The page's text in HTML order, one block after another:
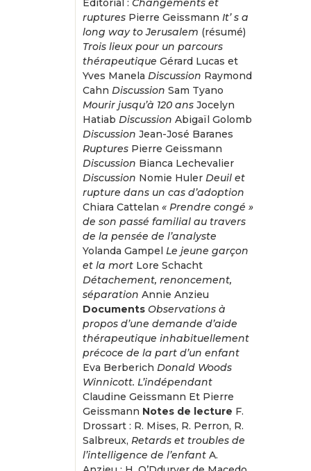
Éditorial : Changements et
ruptures Pierre Geissmann It’ s a
long way to Jerusalem (résumé)
Trois lieux pour un parcours
thérapeutique Gérard Lucas et
Yves Manela Discussion Raymond
Cahn Discussion Sam Tyano
Mourir jusqu’à 120 ans Jocelyn
Hatiab Discussion Abigaïl Golomb
Discussion Jean-José Baranes
Ruptures Pierre Geissmann
Discussion Bianca Lechevalier
Discussion Nomie Huler Deuil et
rupture dans un cas d’adoption
Chiara Cattelan « Prendre congé »
de son passé familial au travers
de la pensée de l’analyste
Yolanda Gampel Le jeune garçon
et la mort Lore Schacht
Détachement, renoncement,
séparation Annie Anzieu
Documents Observations à
propos d’une demande d’aide
thérapeutique inhabituellement
précoce de la part d’un enfant
Eva Berberich Donald Woods
Winnicott. L’indépendant
Claudine Geissmann Et Pierre
Geissmann Notes de lecture F.
Drossart : R. Mises, R. Perron, R.
Salbreux, Retards et troubles de
l’intelligence de l’enfant A.